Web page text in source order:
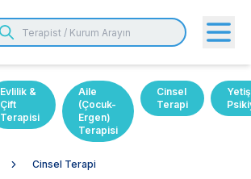
Evlilik &
Çift
Terapisi
Aile
(Çocuk-
Ergen)
Terapisi
Cinsel
Terapi
Cinsel Terapi